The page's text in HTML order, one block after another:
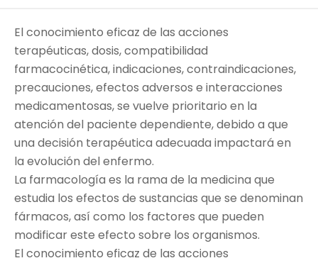
El conocimiento eficaz de las acciones
terapéuticas, dosis, compatibilidad
farmacocinética, indicaciones, contraindicaciones,
precauciones, efectos adversos e interacciones
medicamentosas, se vuelve prioritario en la
atención del paciente dependiente, debido a que
una decisión terapéutica adecuada impactará en
la evolución del enfermo.
La farmacología es la rama de la medicina que
estudia los efectos de sustancias que se denominan
fármacos, así como los factores que pueden
modificar este efecto sobre los organismos.
El conocimiento eficaz de las acciones